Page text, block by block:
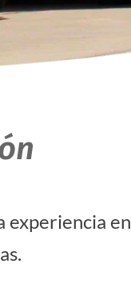
experiencia en